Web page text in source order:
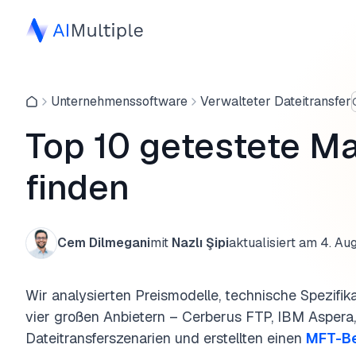
Unternehmenssoftware Verwalteter Dateitransfer
Top 10 getestete
finden
Cem Dilmeganimit Nazlı Şipiaktualisiert am 4.
Wir analysierten Preismodelle, technische
vier großen Anbietern – Cerberus FTP, IBM
Dateitransferszenarien und erstellten einen MFT-